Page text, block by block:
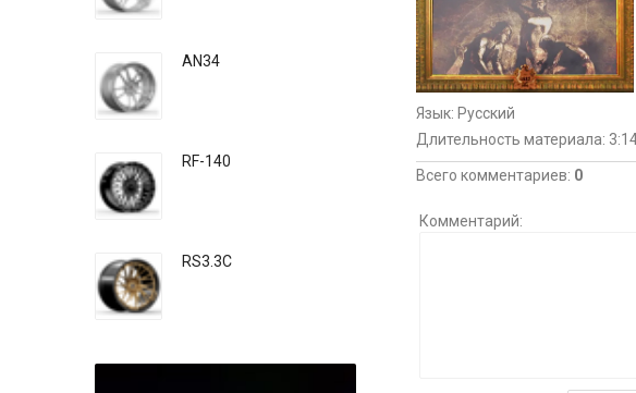
Язык: Русский
Длительность материала:
Всего комментариев: 0
Комментарий:
AN34
RF-140
RS3.3C